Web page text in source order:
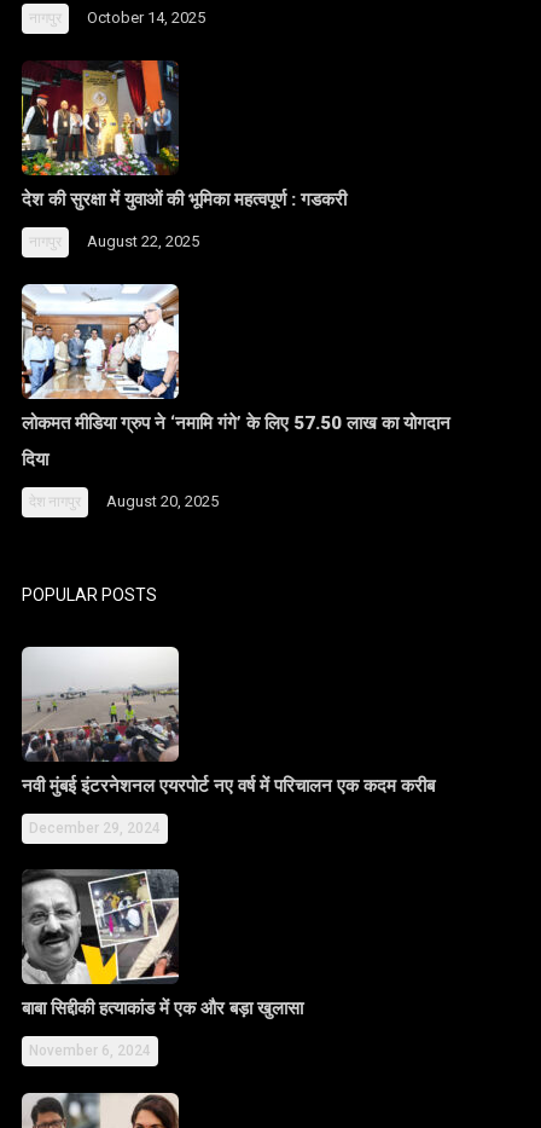
नागपुर October 14, 2025
देश की सुरक्षा में युवाओं की भूमिका महत्वपूर्ण : गडकरी
नागपुर August 22, 2025
लोकमत मीडिया ग्रुप ने ‘नमामि गंगे’ के लिए 57.50 लाख का योगदान
दिया
देश नागपुर August 20, 2025
POPULAR POSTS
नवी मुंबई इंटरनेशनल एयरपोर्ट नए वर्ष में परिचालन एक कदम करीब
December 29, 2024
बाबा सिद्दीकी हत्याकांड में एक और बड़ा खुलासा
November 6, 2024